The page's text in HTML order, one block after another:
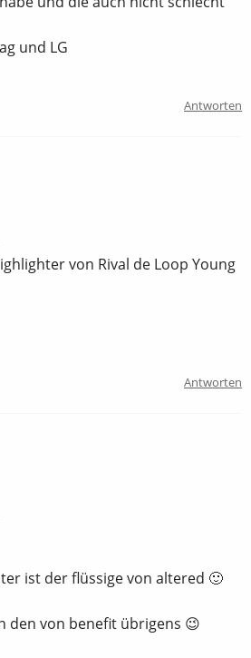
und LG
Antworten
von Rival de Loop Young
Antworten
ist der flüssige von altered 🙂
den von benefit übrigens 😉